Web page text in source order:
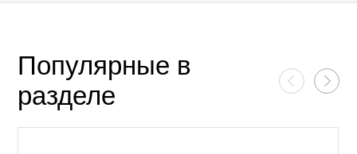
Популярные в
разделе